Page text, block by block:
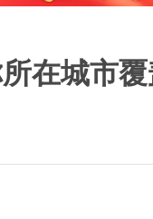
在城市